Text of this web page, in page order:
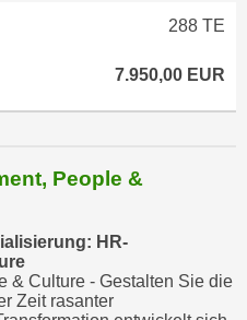
288 TE
7.950,00 EUR
People &
HR-
& Culture - Gestalten Sie die
Zeit rasanter